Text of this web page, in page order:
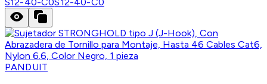
S12-40-C0S12-40-C0
PANDUIT